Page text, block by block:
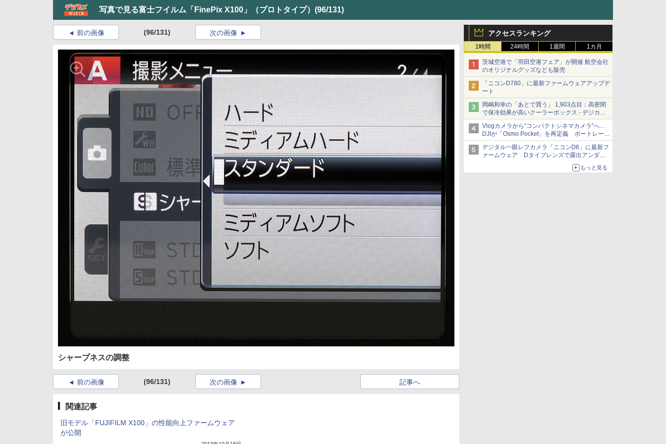
写真で見る富士フイルム「FinePix X100」（プロトタイプ） (96/131)
アクセスランキング
1時間 24時間 1週間 1カ月
茨城空港で「羽田空港フェア」が開催 航空会社
のオリジナルグッズなども販売
「ニコンD780」に最新ファームウェアアップデ
ート
岡嶋和幸の「あとで買う」 1,903点目：高密閉
で保冷効果が高いクーラーボックス - デジカメ
Watch
Vlogカメラから“コンパクトシネマカメラ”へ…
DJIが「Osmo Pocket」を再定義 ポートレート
重視の映像設計に
デジタル一眼レフカメラ「ニコンD6」に最新フ
ァームウェア Dタイプレンズで露出アンダー
もっと見る
前の画像 (96/131) 次の画像
シャープネスの調整
前の画像 (96/131) 記事へ
次の画像
関連記事
旧モデル「FUJIFILM X100」の性能向上ファームウェア
が公開